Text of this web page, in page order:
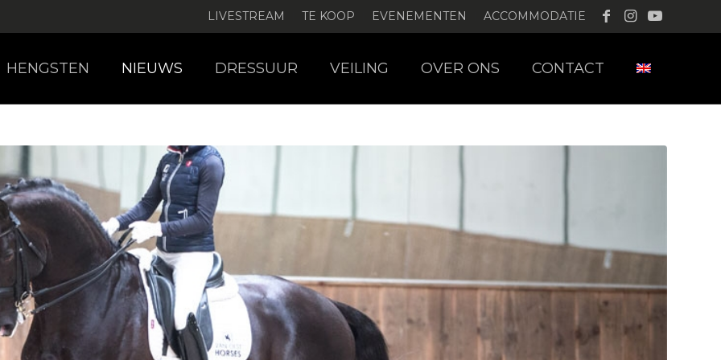
LIVESTREAM TE KOOP EVENEMENTEN ACCOMMODATIE
HENGSTEN NIEUWS DRESSUUR VEILING OVER ONS CONTACT